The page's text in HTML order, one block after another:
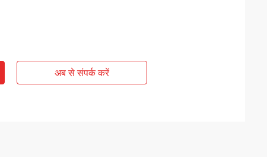
अब से संपर्क करें